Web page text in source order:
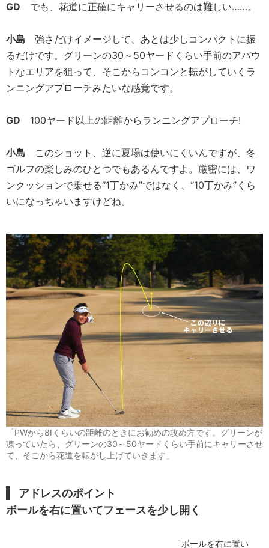
GD でも、花道に正確にキャリーさせるのは難しい……。
小島 強さだけイメージして、あとは少しコンパクトに振
るだけです。グリーンの30～50ヤードくらい手前のアバウ
トなエリアを狙って、そこからコンコンと転がしていくラ
ンニングアプローチみたいな感覚です。
GD 100ヤード以上の距離からランニングアプローチ!
小島 このショット、逆に夏場は使いにくいんですが、冬
ゴルフの楽しみのひとつでもあるんですよ。厳密には、ワ
ンクッションで乗せる“1丁かみ”ではなく、“10丁かみ”くら
いになっちゃいますけどね。
「PWから8Iくらいの距離のときにお勧めの攻め方です。グリーンが
凍っていたら、グリーンの30～50ヤードくらい手前にキャリーさせ
て、そこから花道を転がし上げていきます」
アドレスのポイント
ボールを右に置いてフェースを少し開く
「ボールを右に置い